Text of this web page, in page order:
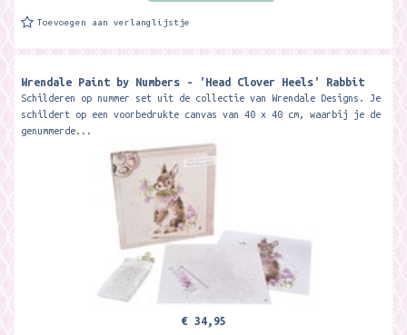
Toevoegen aan verlanglijstje
Wrendale Paint by Numbers - 'Head Clover Heels' Rabbit
Schilderen op nummer set uit de collectie van Wrendale Designs. Je
schildert op een voorbedrukte canvas van 40 x 40 cm, waarbij je de
genummerde...
€ 34,95